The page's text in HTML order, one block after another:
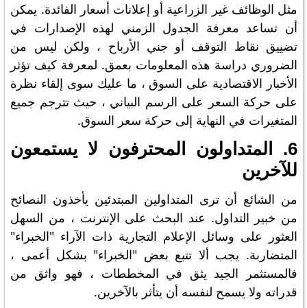
مثل الوظائف غير الزراعية أو إعلانات أسعار الفائدة. يمكن
أن تساعد معرفة الجدول الزمني لهذه الإصدارات في
تضييق نقاط التوقف أو جني الأرباح ، ولكن ليس من
الضروري دراسة هذه المعلومات بعمق. لمعرفة كيف تؤثر
الأخبار الاقتصادية على السوق ، ما عليك سوى إلقاء نظرة
على حركة السعر على الرسم البياني ، حيث تترجم جميع
المتغيرات في النهاية إلى حركة سعر السوق.
6. المتداولون المحترفون لا يستمعون
للآخرين
من الشائع أن ترى المتداولين المبتدئين يأخذون النصائح
من خبير التداول. عند البحث على الإنترنت ، من السهل
العثور على وسائل الإعلام التجارية ذات الآراء "الخبراء"
المتضاربة. يجب ألا تتبع بعض "الخبراء" بشكل أعمى ،
فالمستثمر الجيد يثق في المخططات ، فهو واثق من
قدراته ولا يسمح لنفسه أن يتأثر بالآخرين.